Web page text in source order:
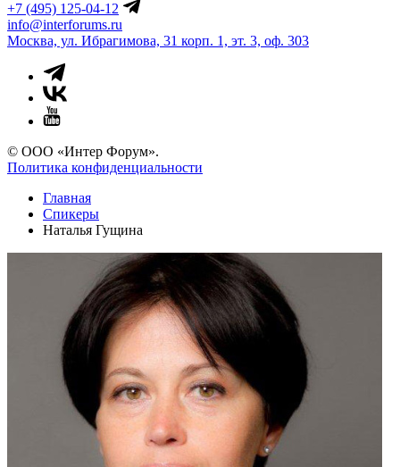
+7 (495) 125-04-12
info@interforums.ru
Москва, ул. Ибрагимова, 31 корп. 1, эт. 3, оф. 303
© ООО «Интер Форум».
Политика конфиденциальности
Главная
Спикеры
Наталья Гущина